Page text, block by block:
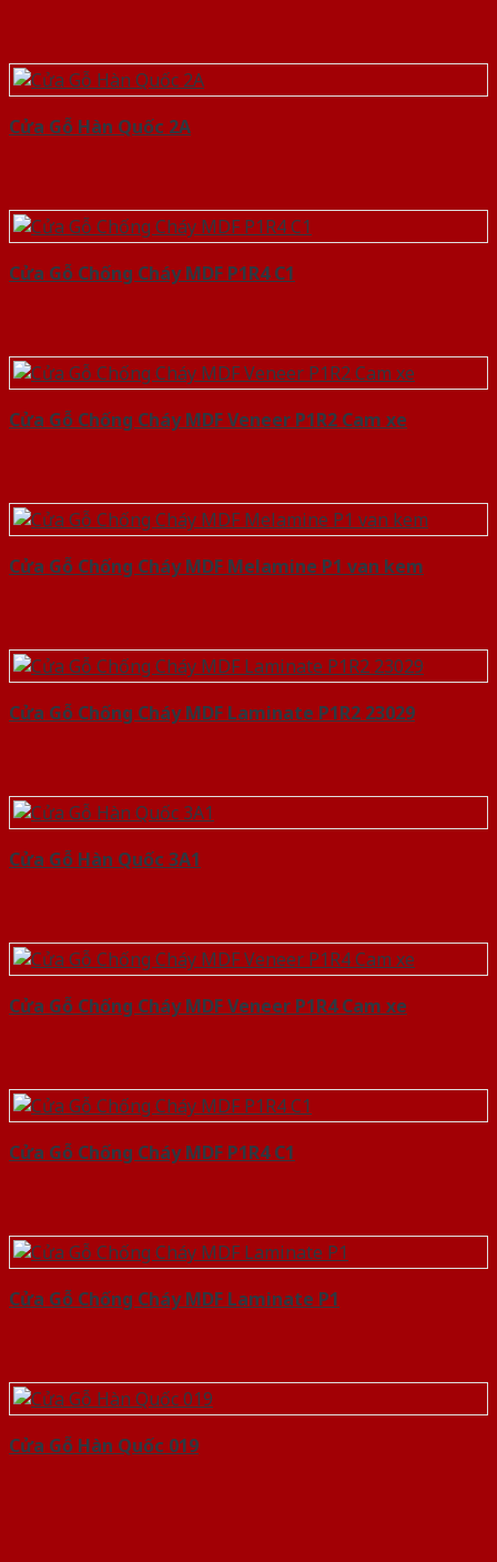
Cửa Gỗ Hàn Quốc 2A
Cửa Gỗ Chống Cháy MDF P1R4 C1
Cửa Gỗ Chống Cháy MDF Veneer P1R2 Cam xe
Cửa Gỗ Chống Cháy MDF Melamine P1 van kem
Cửa Gỗ Chống Cháy MDF Laminate P1R2 23029
Cửa Gỗ Hàn Quốc 3A1
Cửa Gỗ Chống Cháy MDF Veneer P1R4 Cam xe
Cửa Gỗ Chống Cháy MDF P1R4 C1
Cửa Gỗ Chống Cháy MDF Laminate P1
Cửa Gỗ Hàn Quốc 019